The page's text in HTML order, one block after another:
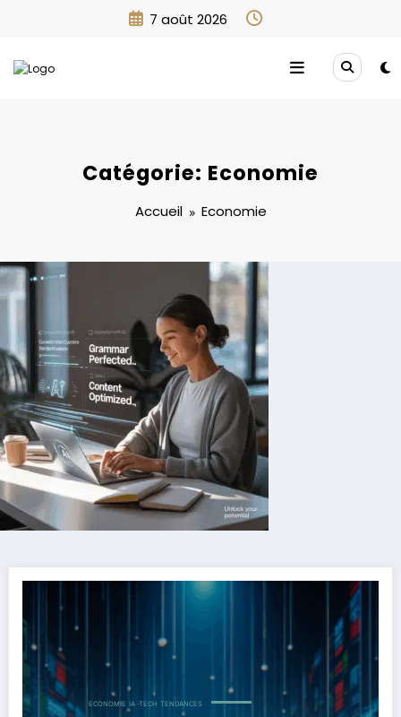
7 août 2026
Catégorie: Economie
Accueil Economie
ECONOMIE IA -TECH TENDANCES